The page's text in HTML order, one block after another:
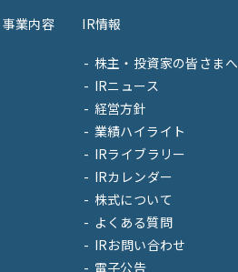
事業内容 IR情報
株主・投資家の皆さまへ
IRニュース
経営方針
業績ハイライト
IRライブラリー
IRカレンダー
株式について
よくある質問
IRお問い合わせ
電子公告